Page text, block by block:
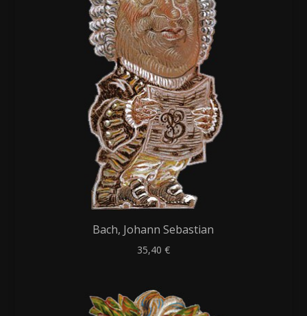
Bach, Johann Sebastian
35,40 €